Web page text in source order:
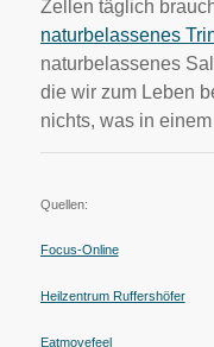
Zellen täglich
naturbelassenes
naturbelassenes
die wir zum Leben
nichts, was in
Quellen:
Focus-Online
Heilzentrum Ruffershöfer
Eatmovefeel